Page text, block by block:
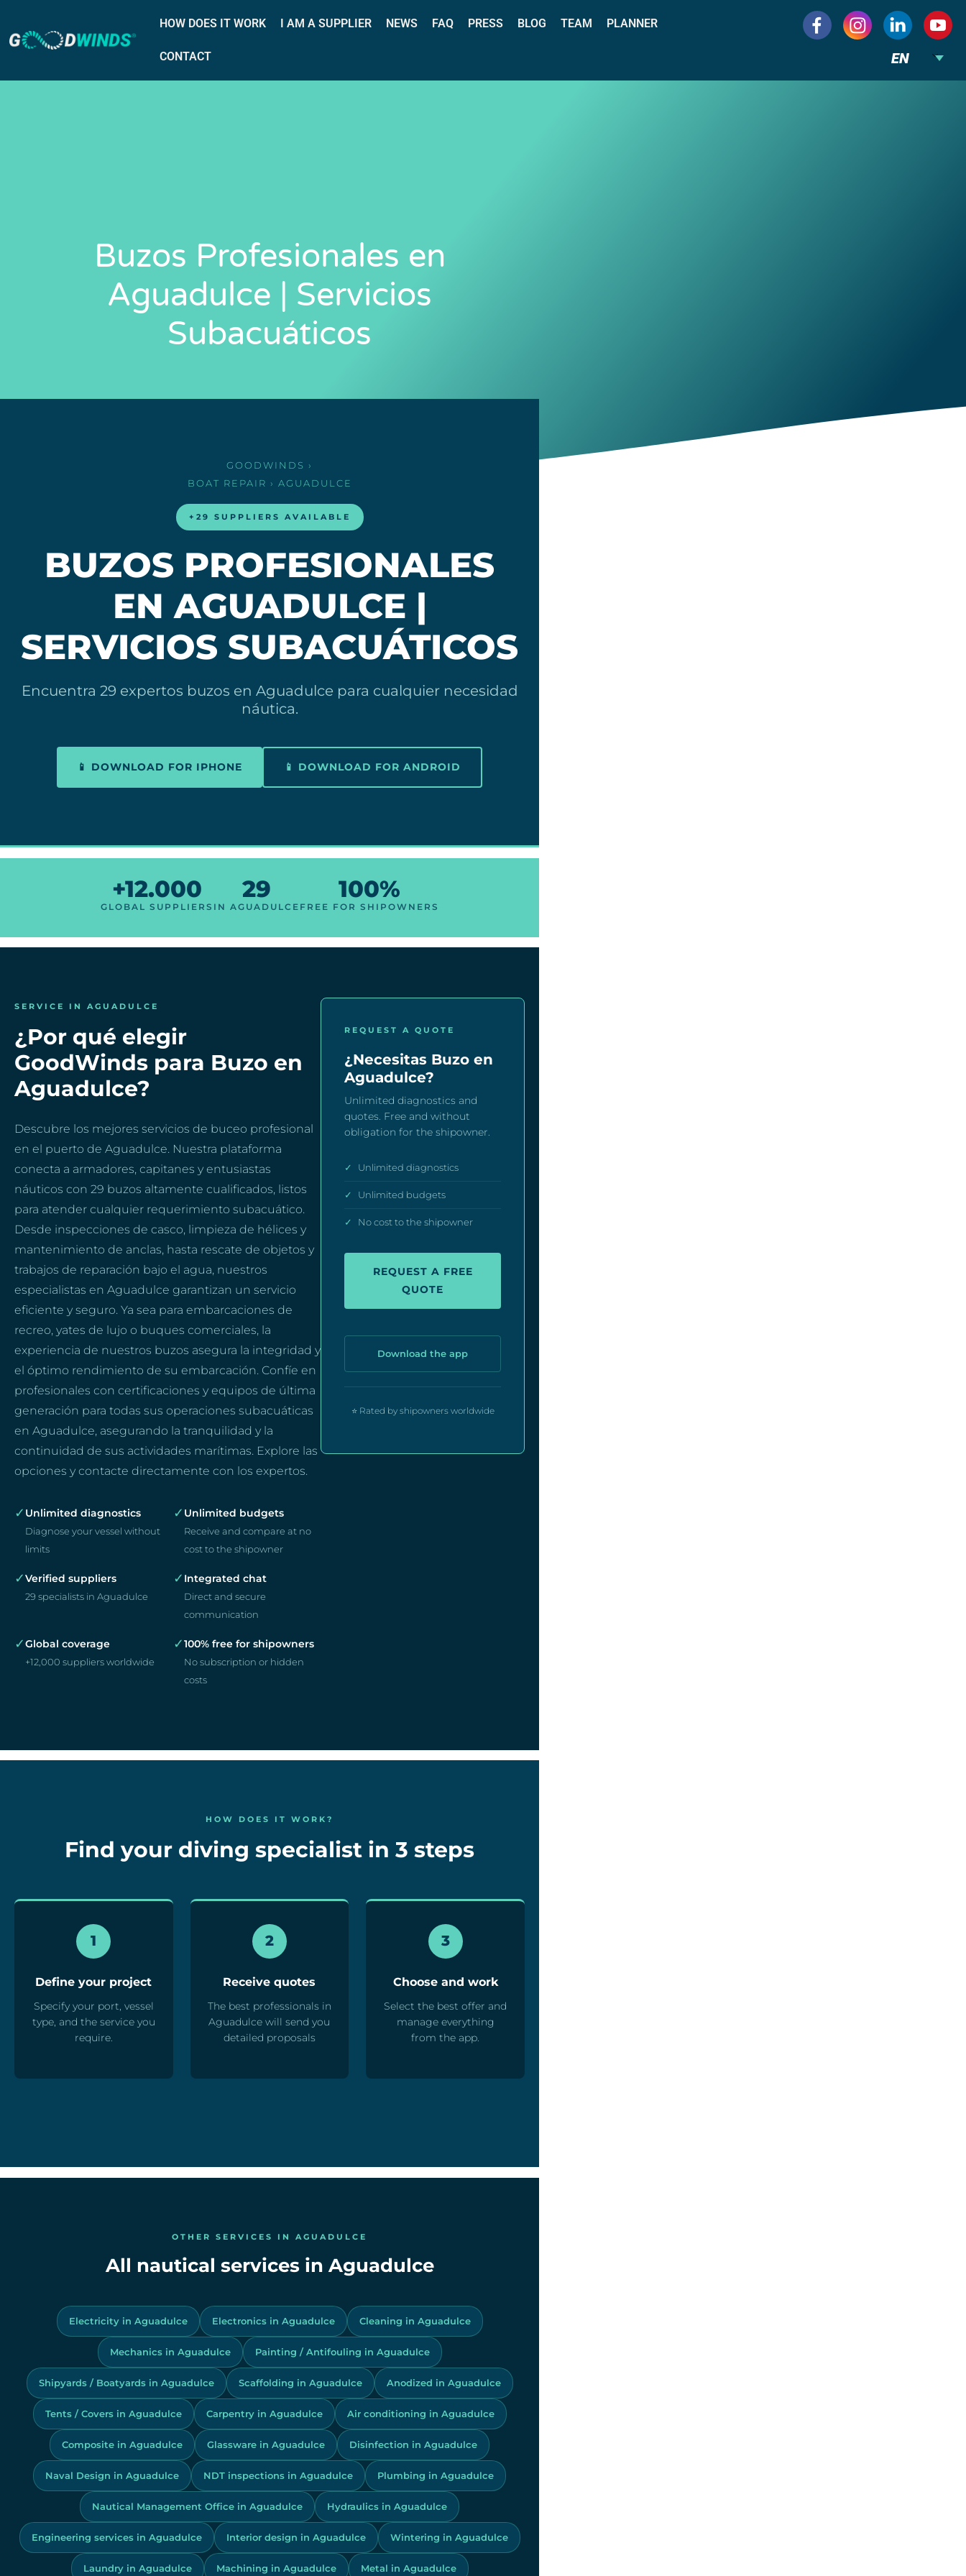
HOW DOES IT WORK I AM A SUPPLIER NEWS FAQ PRESS BLOG TEAM PLANNER
CONTACT EN
Buzos Profesionales en
Aguadulce | Servicios
Subacuáticos
GOODWINDS ›
BOAT REPAIR › AGUADULCE
+29 SUPPLIERS AVAILABLE
BUZOS PROFESIONALES
EN AGUADULCE |
SERVICIOS SUBACUÁTICOS
Encuentra 29 expertos buzos en Aguadulce para cualquier necesidad
náutica.
📱 DOWNLOAD FOR IPHONE 📱 DOWNLOAD FOR ANDROID
+12.000
GLOBAL SUPPLIERS
29
IN AGUADULCE
100%
FREE FOR SHIPOWNERS
SERVICE IN AGUADULCE
¿Por qué elegir
GoodWinds para Buzo en
Aguadulce?
Descubre los mejores servicios de buceo profesional
en el puerto de Aguadulce. Nuestra plataforma
conecta a armadores, capitanes y entusiastas
náuticos con 29 buzos altamente cualificados, listos
para atender cualquier requerimiento subacuático.
Desde inspecciones de casco, limpieza de hélices y
mantenimiento de anclas, hasta rescate de objetos y
trabajos de reparación bajo el agua, nuestros
especialistas en Aguadulce garantizan un servicio
eficiente y seguro. Ya sea para embarcaciones de
recreo, yates de lujo o buques comerciales, la
experiencia de nuestros buzos asegura la integridad y
el óptimo rendimiento de su embarcación. Confíe en
profesionales con certificaciones y equipos de última
generación para todas sus operaciones subacuáticas
en Aguadulce, asegurando la tranquilidad y la
continuidad de sus actividades marítimas. Explore las
opciones y contacte directamente con los expertos.
✓ Unlimited diagnostics
Diagnose your vessel without
limits
✓ Unlimited budgets
Receive and compare at no
cost to the shipowner
✓Verified suppliers
29 specialists in Aguadulce
✓ Integrated chat
Direct and secure
communication
✓Global coverage
+12,000 suppliers worldwide
✓100% free for shipowners
No subscription or hidden
costs
REQUEST A QUOTE
¿Necesitas Buzo en
Aguadulce?
Unlimited diagnostics and
quotes. Free and without
obligation for the shipowner.
✓ Unlimited diagnostics
✓ Unlimited budgets
✓ No cost to the shipowner
REQUEST A FREE
QUOTE
Download the app
⭐ Rated by shipowners worldwide
HOW DOES IT WORK?
Find your diving specialist in 3 steps
1
Define your project
Specify your port, vessel
type, and the service you
require.
2
Receive quotes
The best professionals in
Aguadulce will send you
detailed proposals
3
Choose and work
Select the best offer and
manage everything
from the app.
OTHER SERVICES IN AGUADULCE
All nautical services in Aguadulce
Electricity in Aguadulce Electronics in Aguadulce Cleaning in Aguadulce
Mechanics in Aguadulce Painting / Antifouling in Aguadulce
Shipyards / Boatyards in Aguadulce Scaffolding in Aguadulce Anodized in Aguadulce
Tents / Covers in Aguadulce Carpentry in Aguadulce Air conditioning in Aguadulce
Composite in Aguadulce Glassware in Aguadulce Disinfection in Aguadulce
Naval Design in Aguadulce NDT inspections in Aguadulce Plumbing in Aguadulce
Nautical Management Office in Aguadulce Hydraulics in Aguadulce
Engineering services in Aguadulce Interior design in Aguadulce Wintering in Aguadulce
Laundry in Aguadulce Machining in Aguadulce Metal in Aguadulce